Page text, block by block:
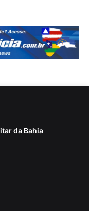
da Bahia